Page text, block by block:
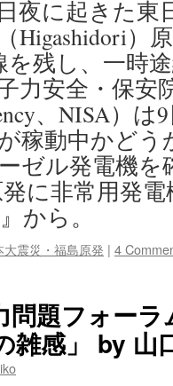
日夜に起きた
Higashidori）
を残し、一時
力安全・保安
、NISA）
稼動中かど
ゼル発電機
に非常用発
から。
大震災・福島原発 | 4
問題フォー
雑感」 by 山